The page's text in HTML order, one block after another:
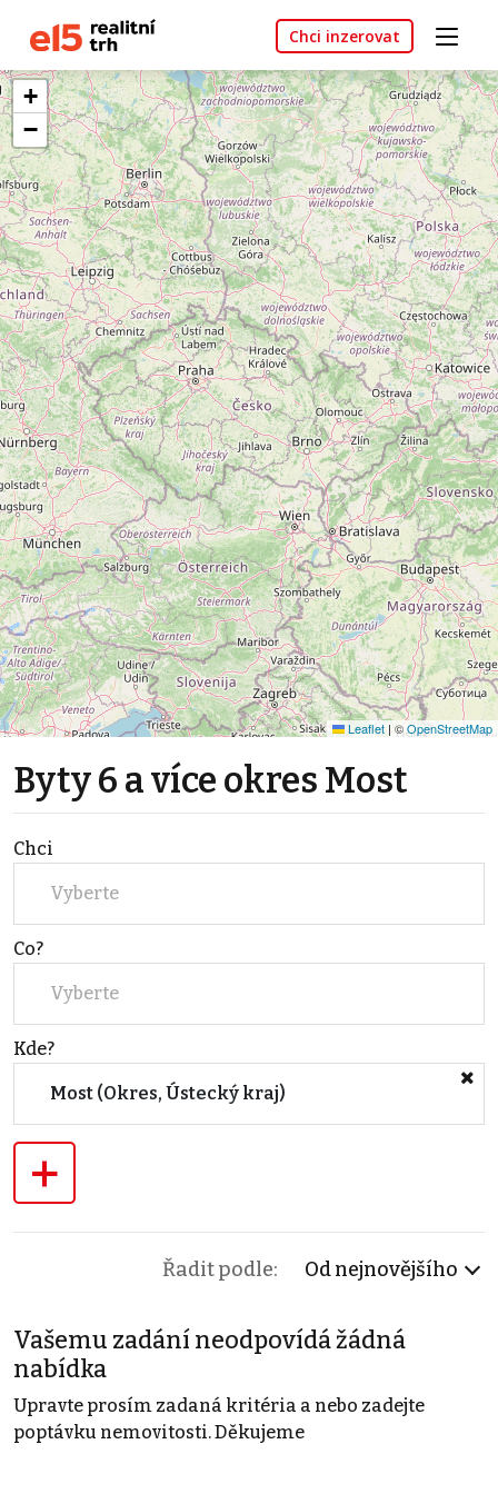
Chci inzerovat
+
−
Leaflet | ©OpenStreetMap
Byty 6 a více okres Most
Chci
Vyberte
Co?
Vyberte
Kde?
Most (Okres, Ústecký kraj)
+
Řadit podle: Od nejnovějšího
Vašemu zadání neodpovídá žádná
nabídka
Upravte prosím zadaná kritéria a nebo zadejte
poptávku nemovitosti. Děkujeme